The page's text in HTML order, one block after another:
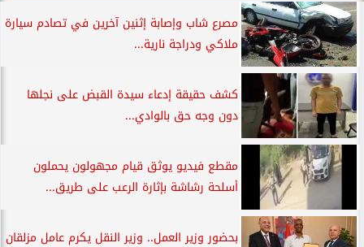
مصرع شاب وإصابة إثنين آخرين في تصادم سيارة
ملاكي ودراجة نارية...
كشف حقيقة إدعاء سيدة القبض على نجلها
دون وجه حق بالوادي...
مقطع فيديو يوثق قيام مجهولون يحملون
أسلحة رشاشة بإثارة الرعب على طريق...
بحضور وزير العمل.. وزير النقل يكرم عامل مزلقان